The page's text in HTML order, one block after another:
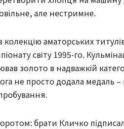
але нестримне.
аматорських
світу 1995-го.
золото в надважкій
не просто додала медаль –
брати Кличко